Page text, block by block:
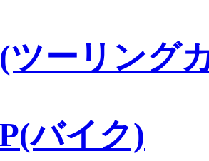
ーリング
バイク)